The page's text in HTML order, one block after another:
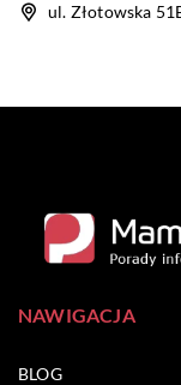
ul. Złotowska
NAWIGACJA
BLOG